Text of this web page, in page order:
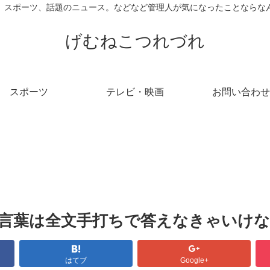
スポーツ、話題のニュース。などなど管理人が気になったことならな
げむねこつれづれ
スポーツ テレビ・映画 お問い合わせ
葉は全文手打ちで答えなきゃいけ
はてブ Google+